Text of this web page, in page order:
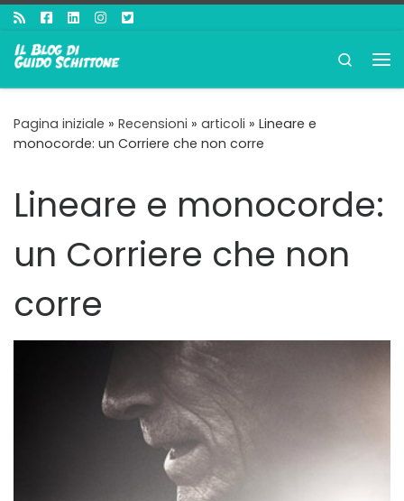
Passa al contenuto
Search
Pagina iniziale » Recensioni » articoli » Lineare e
monocorde: un Corriere che non corre
Lineare e monocorde:
un Corriere che non
corre